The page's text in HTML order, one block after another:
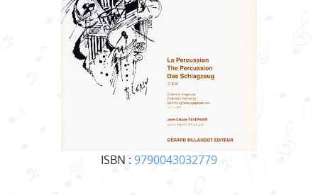
ISBN : 9790043032779